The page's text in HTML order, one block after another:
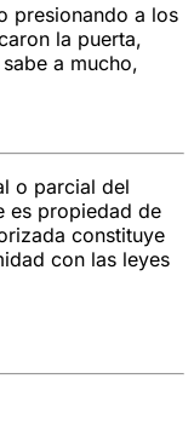
presionando a los
la puerta,
a mucho,
o parcial del
es propiedad de
constituye
con las leyes